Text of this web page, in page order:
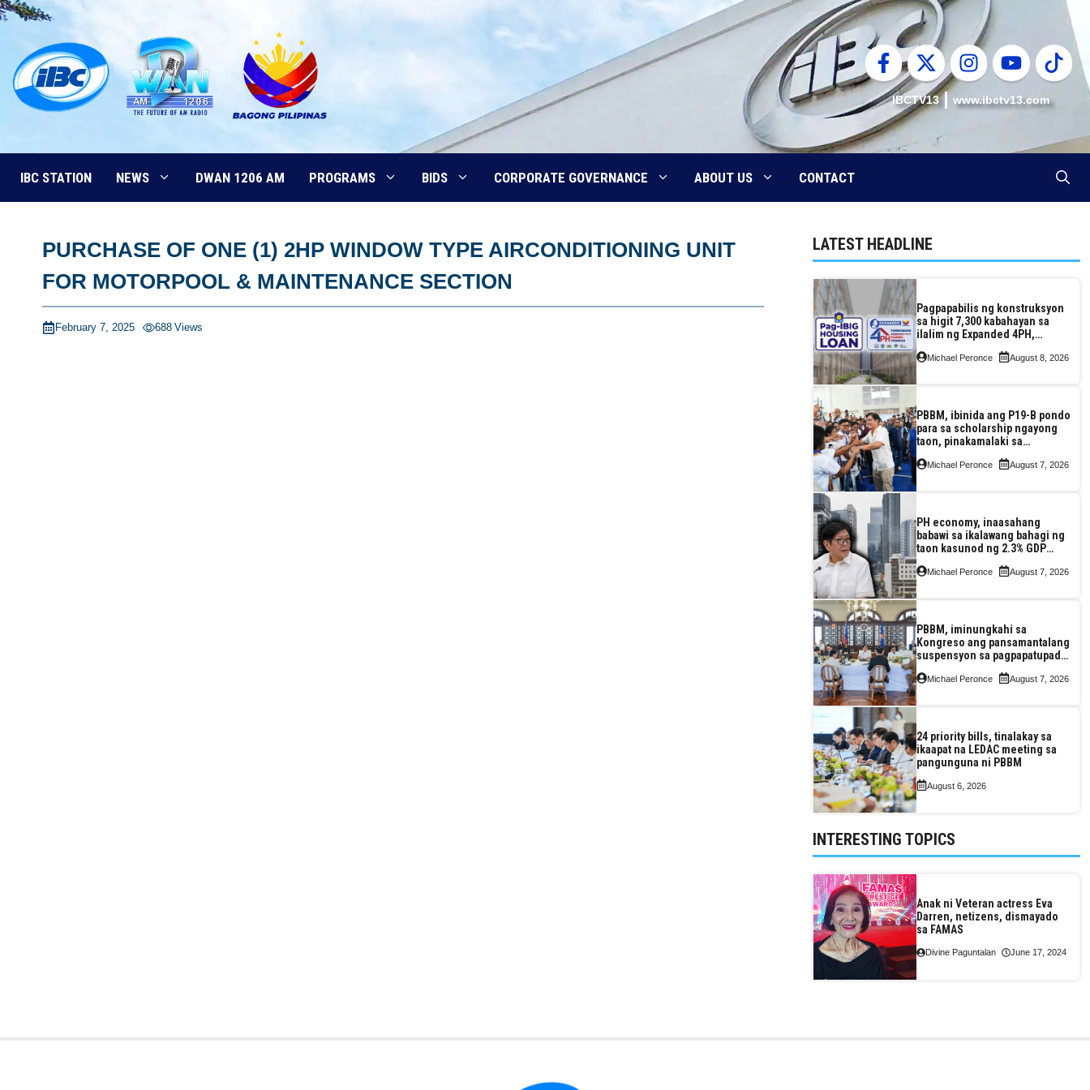
Skip
content
IBCTV13 www.ibctv13.com
IBC STATION NEWS DWAN 1206 AM PROGRAMS BIDS CORPORATE GOVERNANCE ABOUT US CONTACT
PURCHASE OF ONE (1) 2HP WINDOW TYPE AIRCONDITIONING UNIT
FOR MOTORPOOL & MAINTENANCE SECTION
February 7, 2025 688 Views
LATEST HEADLINE
Pagpapabilis ng konstruksyon
sa higit 7,300 kabahayan sa
ilalim ng Expanded 4PH,
ng Pag-IBIG at P.A. Alvarez
Michael Peronce August 8, 2026
PBBM, ibinida ang P19-B pondo
para sa scholarship ngayong
taon, pinakamalaki sa
Michael Peronce August 7, 2026
PH economy, inaasahang
babawi sa ikalawang bahagi ng
taon kasunod ng 2.3% GDP
pagkaantala ng public
Michael Peronce August 7, 2026
PBBM, iminungkahi sa
Kongreso ang pansamantalang
suspensyon sa pagpapatupad
Assessment Reform Act
Michael Peronce August 7, 2026
24 priority bills, tinalakay sa
ikaapat na LEDAC meeting sa
pangunguna ni PBBM
August 6, 2026
INTERESTING TOPICS
Anak ni Veteran actress Eva
Darren, netizens, dismayado
sa FAMAS
Divine Paguntalan June 17, 2024